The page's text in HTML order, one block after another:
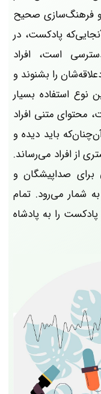
و فرهنگ‌سازی صحیح
پادکست، در
است، افراد
را بشنوند و
نوع استفاده بسیار
محتوای متنی افراد
باید دیده و
از افراد می‌رساند.
برای صداپیشگان و
شمار می‌رود. تمام
را به پادشاه